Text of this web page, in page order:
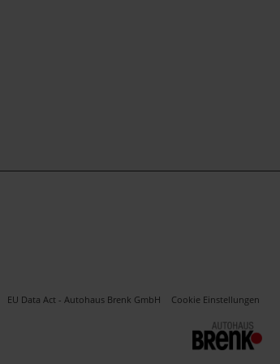
EU Data Act - Autohaus Brenk GmbH Cookie Einstellungen